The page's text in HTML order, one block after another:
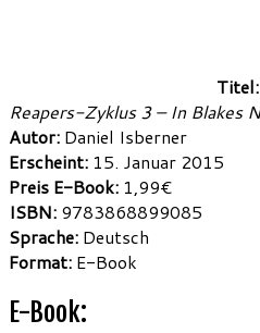
Titel:
Reapers-Zyklus 3 – In Blakes
Autor: Daniel Isberner
Erscheint: 15. Januar 2015
Preis E-Book: 1,99€
ISBN: 9783868899085
Sprache: Deutsch
Format: E-Book
E-Book: